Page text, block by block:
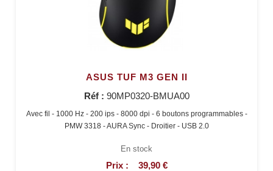
ASUS TUF M3 GEN II
Réf : 90MP0320-BMUA00
Avec fil - 1000 Hz - 200 ips - 8000 dpi - 6 boutons programmables -
PMW 3318 - AURA Sync - Droitier - USB 2.0
En stock
Prix : 39,90 €